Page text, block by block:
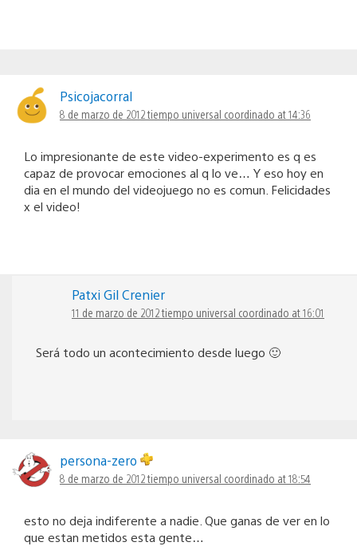
Psicojacorral
8 de marzo de 2012 tiempo universal coordinado at 14:36
Lo impresionante de este video-experimento es q es
capaz de provocar emociones al q lo ve… Y eso hoy en
dia en el mundo del videojuego no es comun. Felicidades
x el video!
Patxi Gil Crenier
11 de marzo de 2012 tiempo universal coordinado at 16:01
Será todo un acontecimiento desde luego 🙂
persona-zero
8 de marzo de 2012 tiempo universal coordinado at 18:54
esto no deja indiferente a nadie. Que ganas de ver en lo
que estan metidos esta gente…